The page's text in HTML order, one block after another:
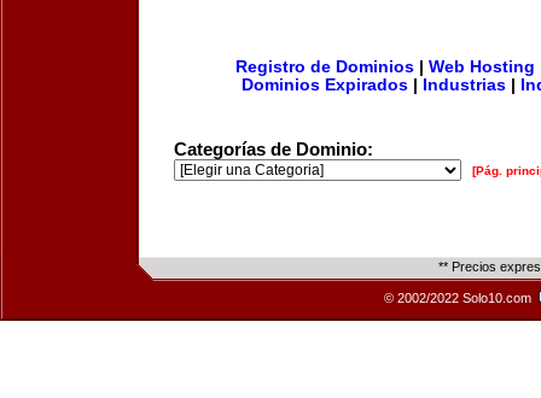
Registro de Dominios| Web Hosting
Dominios Expirados
Industrias
Categorías de Dominio:
[Pág.
** Precios
© 2002/2022 Solo10.com